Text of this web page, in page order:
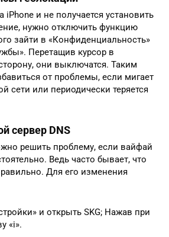
iPhone и не получается установить
нужно отключить функцию
зайти в «Конфиденциальность»
Перетащив курсор в
они выключатся. Таким
от проблемы, если мигает
сети или периодически теряется
сервер DNS
решить проблему, если вайфай
Ведь часто бывает, что
Для его изменения
и открыть SKG; Нажав при
«i».